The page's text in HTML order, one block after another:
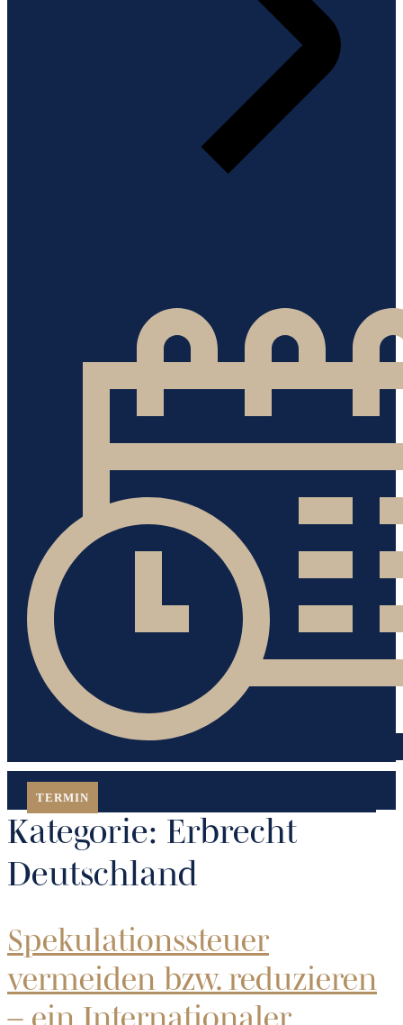
TERMIN
Kategorie: Erbrecht
Deutschland
Spekulationssteuer
vermeiden bzw. reduzieren
– ein Internationaler